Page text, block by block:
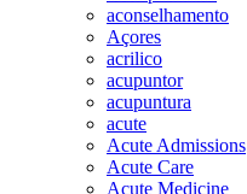
aconselhamento
Açores
acrilico
acupuntor
acupuntura
acute
Acute Admissions
Acute Care
Acute Medicine